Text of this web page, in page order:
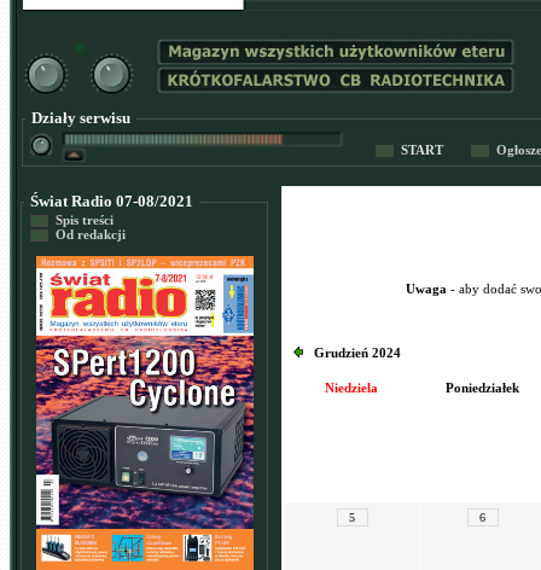
Działy serwisu
START
Świat Radio 07-08/2021
Spis treści
Od redakcji
Uwaga - aby dodać
Grudzień 2024
Niedziela Poniedziałek
5 6